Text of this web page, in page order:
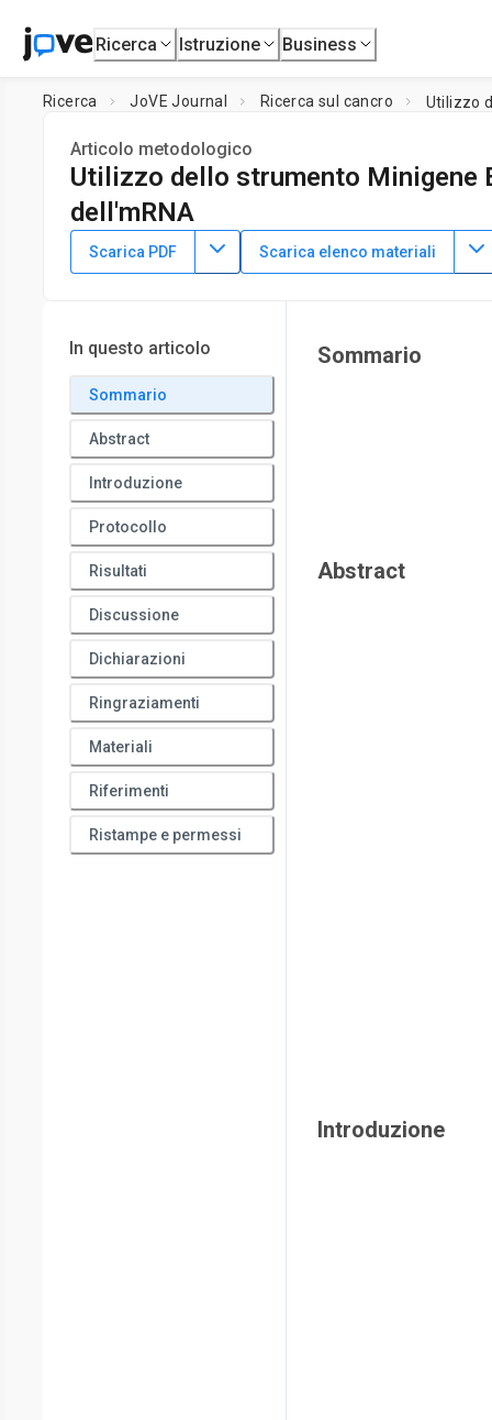
Ricerca Istruzione Business
Ricerca JoVE Journal Ricerca sul cancro Utilizzo
Articolo metodologico
Utilizzo dello strumento Minigene
dell'mRNA
DOI: 10.3791/62181 22 aprile 2021
Fernanda L Basei1,Livia A. R. Moura1,Jörg Kobarg1
Scarica PDF Scarica elenco materiali
In questo articolo
Sommario
Abstract
Introduzione
Protocollo
Risultati
Discussione
Dichiarazioni
Ringraziamenti
Materiali
Riferimenti
Ristampe e permessi
Sommario
Abstract
Introduzione